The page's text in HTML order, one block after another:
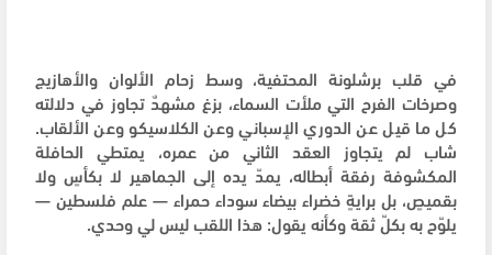
في قلب برشلونة المحتفية، وسط زحام الألوان والأهازيج
وصرخات الفرح التي ملأت السماء، بزغ مشهدٌ تجاوز في دلالته
كل ما قيل عن الدوري الإسباني وعن الكلاسيكو وعن الألقاب.
شاب لم يتجاوز العقد الثاني من عمره، يمتطي الحافلة
المكشوفة رفقة أبطاله، يمدّ يده إلى الجماهير لا بكأسٍ ولا
بقميصٍ، بل برايةٍ خضراء بيضاء سوداء حمراء — علم فلسطين —
يلوّح به بكلّ ثقة وكأنه يقول: هذا اللقب ليس لي وحدي.